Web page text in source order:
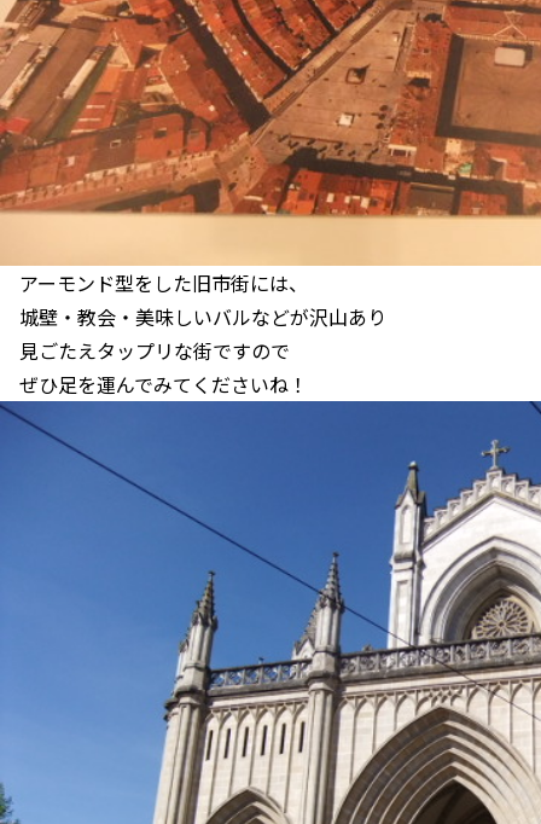
アーモンド型をした旧市街には、
城壁・教会・美味しいバルなどが沢山あり
見ごたえタップリな街ですので
ぜひ足を運んでみてくださいね！